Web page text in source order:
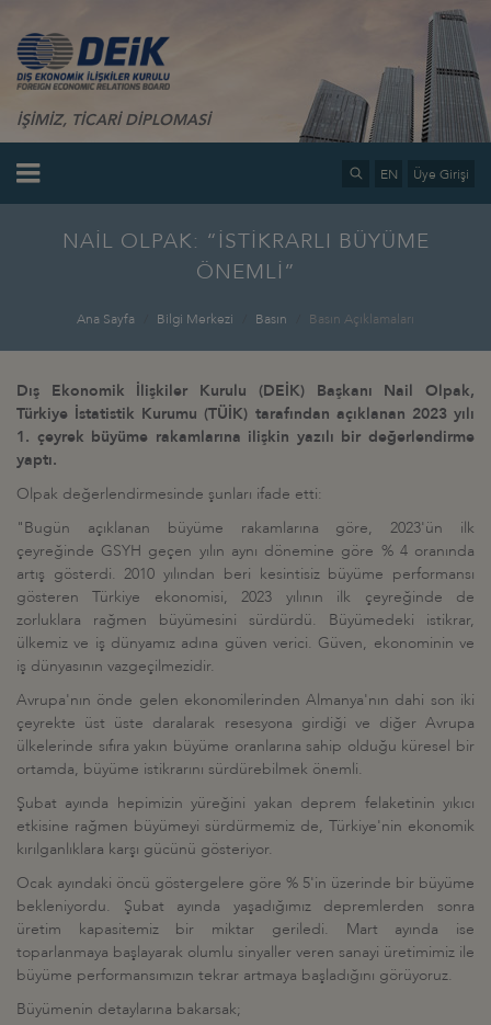
İŞİMİZ, TİCARİ DİPLOMASİ
EN Üye Girişi
NAİL OLPAK: “İSTİKRARLI BÜYÜME
ÖNEMLİ”
Ana Sayfa Bilgi Merkezi Basın Basın Açıklamaları
Dış Ekonomik İlişkiler Kurulu (DEİK) Başkanı Nail Olpak,
Türkiye İstatistik Kurumu (TÜİK) tarafından açıklanan 2023 yılı
1. çeyrek büyüme rakamlarına ilişkin yazılı bir değerlendirme
yaptı.
Olpak değerlendirmesinde şunları ifade etti:
"Bugün açıklanan büyüme rakamlarına göre, 2023'ün ilk
çeyreğinde GSYH geçen yılın aynı dönemine göre % 4 oranında
artış gösterdi. 2010 yılından beri kesintisiz büyüme performansı
gösteren Türkiye ekonomisi, 2023 yılının ilk çeyreğinde de
zorluklara rağmen büyümesini sürdürdü. Büyümedeki istikrar,
ülkemiz ve iş dünyamız adına güven verici. Güven, ekonominin ve
iş dünyasının vazgeçilmezidir.
Avrupa'nın önde gelen ekonomilerinden Almanya'nın dahi son iki
çeyrekte üst üste daralarak resesyona girdiği ve diğer Avrupa
ülkelerinde sıfıra yakın büyüme oranlarına sahip olduğu küresel bir
ortamda, büyüme istikrarını sürdürebilmek önemli.
Şubat ayında hepimizin yüreğini yakan deprem felaketinin yıkıcı
etkisine rağmen büyümeyi sürdürmemiz de, Türkiye'nin ekonomik
kırılganlıklara karşı gücünü gösteriyor.
Ocak ayındaki öncü göstergelere göre % 5'in üzerinde bir büyüme
bekleniyordu. Şubat ayında yaşadığımız depremlerden sonra
üretim kapasitemiz bir miktar geriledi. Mart ayında ise
toparlanmaya başlayarak olumlu sinyaller veren sanayi üretimimiz ile
büyüme performansımızın tekrar artmaya başladığını görüyoruz.
Büyümenin detaylarına bakarsak;